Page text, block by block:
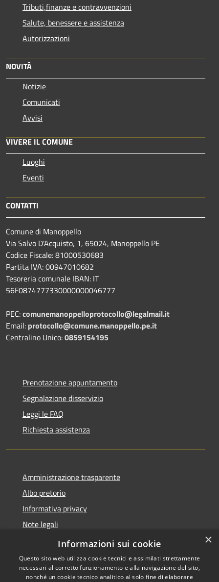
Tributi,finanze e contravvenzioni
Salute, benessere e assistenza
Autorizzazioni
NOVITÀ
Notizie
Comunicati
Avvisi
VIVERE IL COMUNE
Luoghi
Eventi
CONTATTI
Comune di Manoppello
Via Salvo D'Acquisto, 1, 65024, Manoppello PE
Codice Fiscale: 81000530683
Partita IVA: 00947010682
Tesoreria comunale IBAN: IT
56F0874777330000000046777
PEC:comunemanoppelloprotocollo@legalmail.it
Email: protocollo@comune.manoppello.pe.it
Centralino Unico:0859154195
Prenotazione appuntamento
Segnalazione disservizio
Leggi le FAQ
Richiesta assistenza
Amministrazione trasparente
Albo pretorio
Informativa privacy
Note legali
Dichiarazione di accessibilità
×
Informazioni sui cookie
Questo sito web utilizza cookie tecnici e assimilati strettamente
necessari al corretto funzionamento e alla navigazione del sito,
nonché un cookie tecnico analitico al solo fine di elaborare